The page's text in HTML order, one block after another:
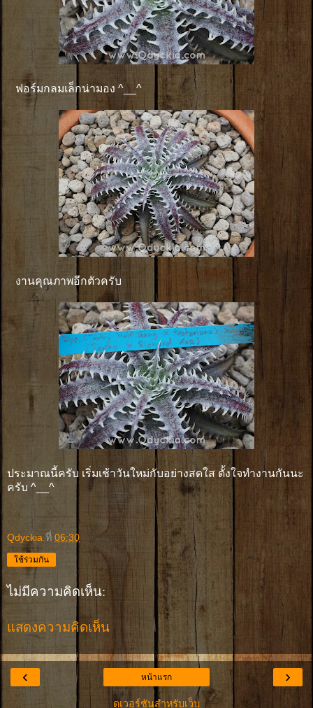
ฟอร์มกลมเล็กน่ามอง ^__^
งานคุณภาพอีกตัวครับ
ประมาณนี้ครับ เริ่มเช้าวันใหม่กับอย่างสดใส ตั้งใจทำงานกันนะ
ครับ ^__^
Qdyckia ที่ 06:30
ใช้ร่วมกัน
ไม่มีความคิดเห็น:
แสดงความคิดเห็น
‹ ›
หน้าแรก
ดูเวอร์ชันสำหรับเว็บ